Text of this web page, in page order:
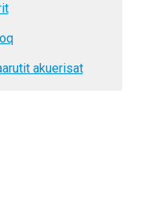
akuerisat